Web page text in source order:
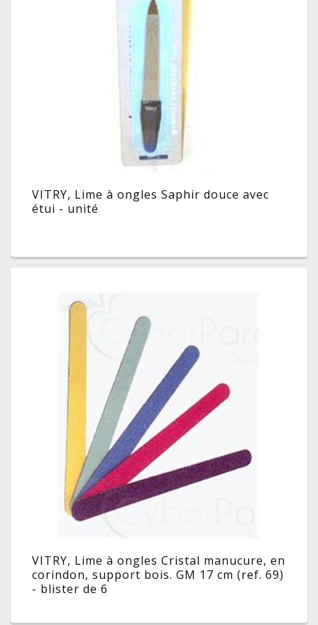
VITRY, Lime à ongles Saphir douce avec
étui - unité
VITRY, Lime à ongles Cristal manucure, en
corindon, support bois. GM 17 cm (ref. 69)
- blister de 6